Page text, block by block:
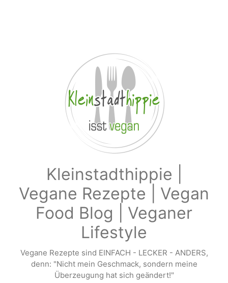
Kleinstadthippie |
Vegane Rezepte | Vegan
Food Blog | Veganer
Lifestyle
Vegane Rezepte sind EINFACH - LECKER - ANDERS,
denn: "Nicht mein Geschmack, sondern meine
Überzeugung hat sich geändert!"